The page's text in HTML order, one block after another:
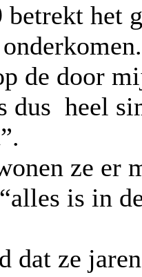
het
de door
dus heel
ze er
is in
dat ze